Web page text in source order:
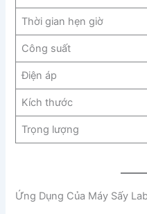
Thời gian hẹn giờ
Công suất
Điện áp
Kích thước
Trọng lượng
Ứng Dụng Của Máy Sấy